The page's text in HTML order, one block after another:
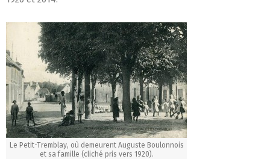
Le Petit-Tremblay, où demeurent Auguste Boulonnois
et sa famille (cliché pris vers 1920).